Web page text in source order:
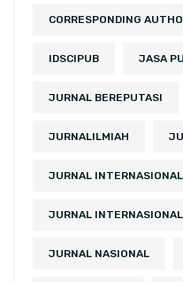
CORRESPONDING
IDSCIPUB JASA
JURNAL BEREPUTASI
JURNALILMIAH
JURNAL
JURNAL
JURNAL NASIONAL